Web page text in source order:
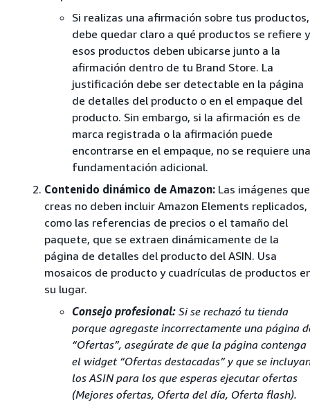
Si realizas una afirmación sobre tus productos,
debe quedar claro a qué productos se refiere y
esos productos deben ubicarse junto a la
afirmación dentro de tu Brand Store. La
justificación debe ser detectable en la página
de detalles del producto o en el empaque del
producto. Sin embargo, si la afirmación es de
marca registrada o la afirmación puede
encontrarse en el empaque, no se requiere una
fundamentación adicional.
Contenido dinámico de Amazon: Las imágenes que
creas no deben incluir Amazon Elements replicados,
como las referencias de precios o el tamaño del
paquete, que se extraen dinámicamente de la
página de detalles del producto del ASIN. Usa
mosaicos de producto y cuadrículas de productos
su lugar.
Consejo profesional: Si se rechazó tu tienda
porque agregaste incorrectamente una página
“Ofertas”, asegúrate de que la página contenga
el widget “Ofertas destacadas” y que se
los ASIN para los que esperas ejecutar ofertas
(Mejores ofertas, Oferta del día, Oferta flash).